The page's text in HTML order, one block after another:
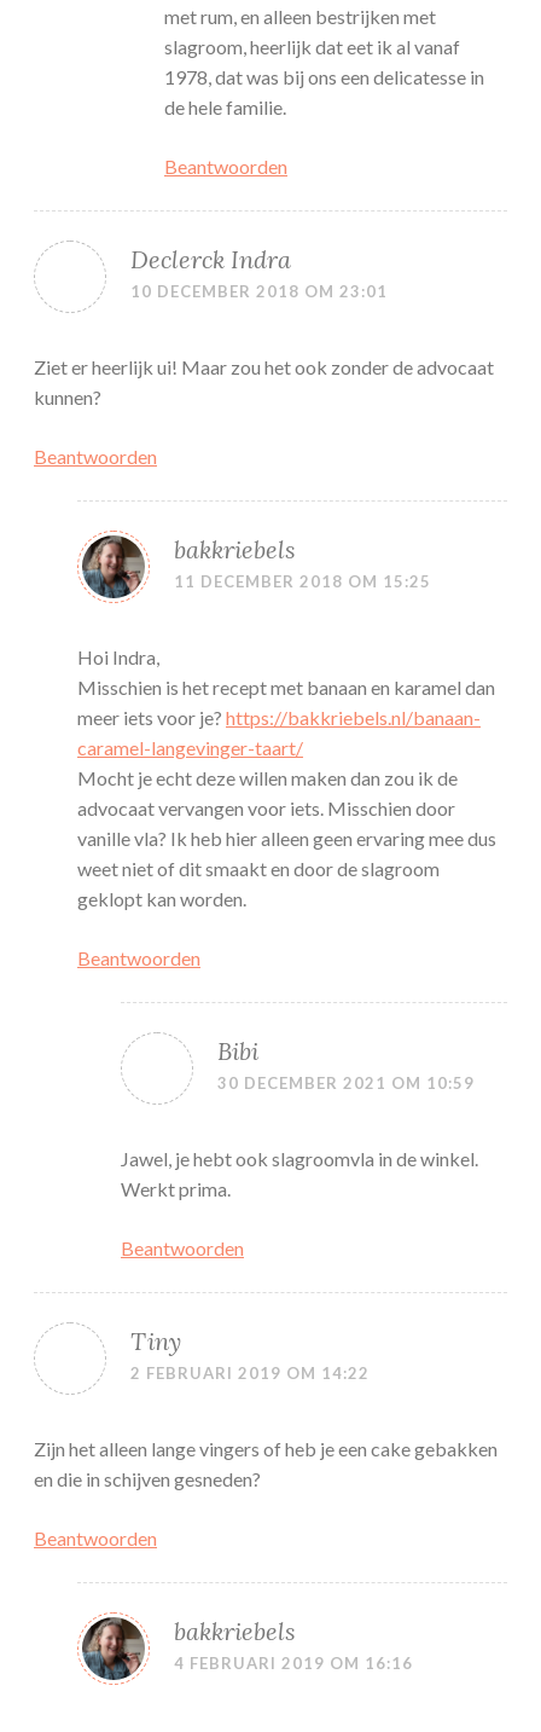
met rum, en alleen bestrijken met
slagroom, heerlijk dat eet ik al vanaf
1978, dat was bij ons een delicatesse in
de hele familie.
Beantwoorden
Declerck Indra
10 DECEMBER 2018 OM 23:01
Ziet er heerlijk ui! Maar zou het ook zonder de advocaat
kunnen?
Beantwoorden
bakkriebels
11 DECEMBER 2018 OM 15:25
Hoi Indra,
Misschien is het recept met banaan en karamel dan
meer iets voor je? https://bakkriebels.nl/banaan-
caramel-langevinger-taart/
Mocht je echt deze willen maken dan zou ik de
advocaat vervangen voor iets. Misschien door
vanille vla? Ik heb hier alleen geen ervaring mee dus
weet niet of dit smaakt en door de slagroom
geklopt kan worden.
Beantwoorden
Bibi
30 DECEMBER 2021 OM 10:59
Jawel, je hebt ook slagroomvla in de winkel.
Werkt prima.
Beantwoorden
Tiny
2 FEBRUARI 2019 OM 14:22
Zijn het alleen lange vingers of heb je een cake gebakken
en die in schijven gesneden?
Beantwoorden
bakkriebels
4 FEBRUARI 2019 OM 16:16